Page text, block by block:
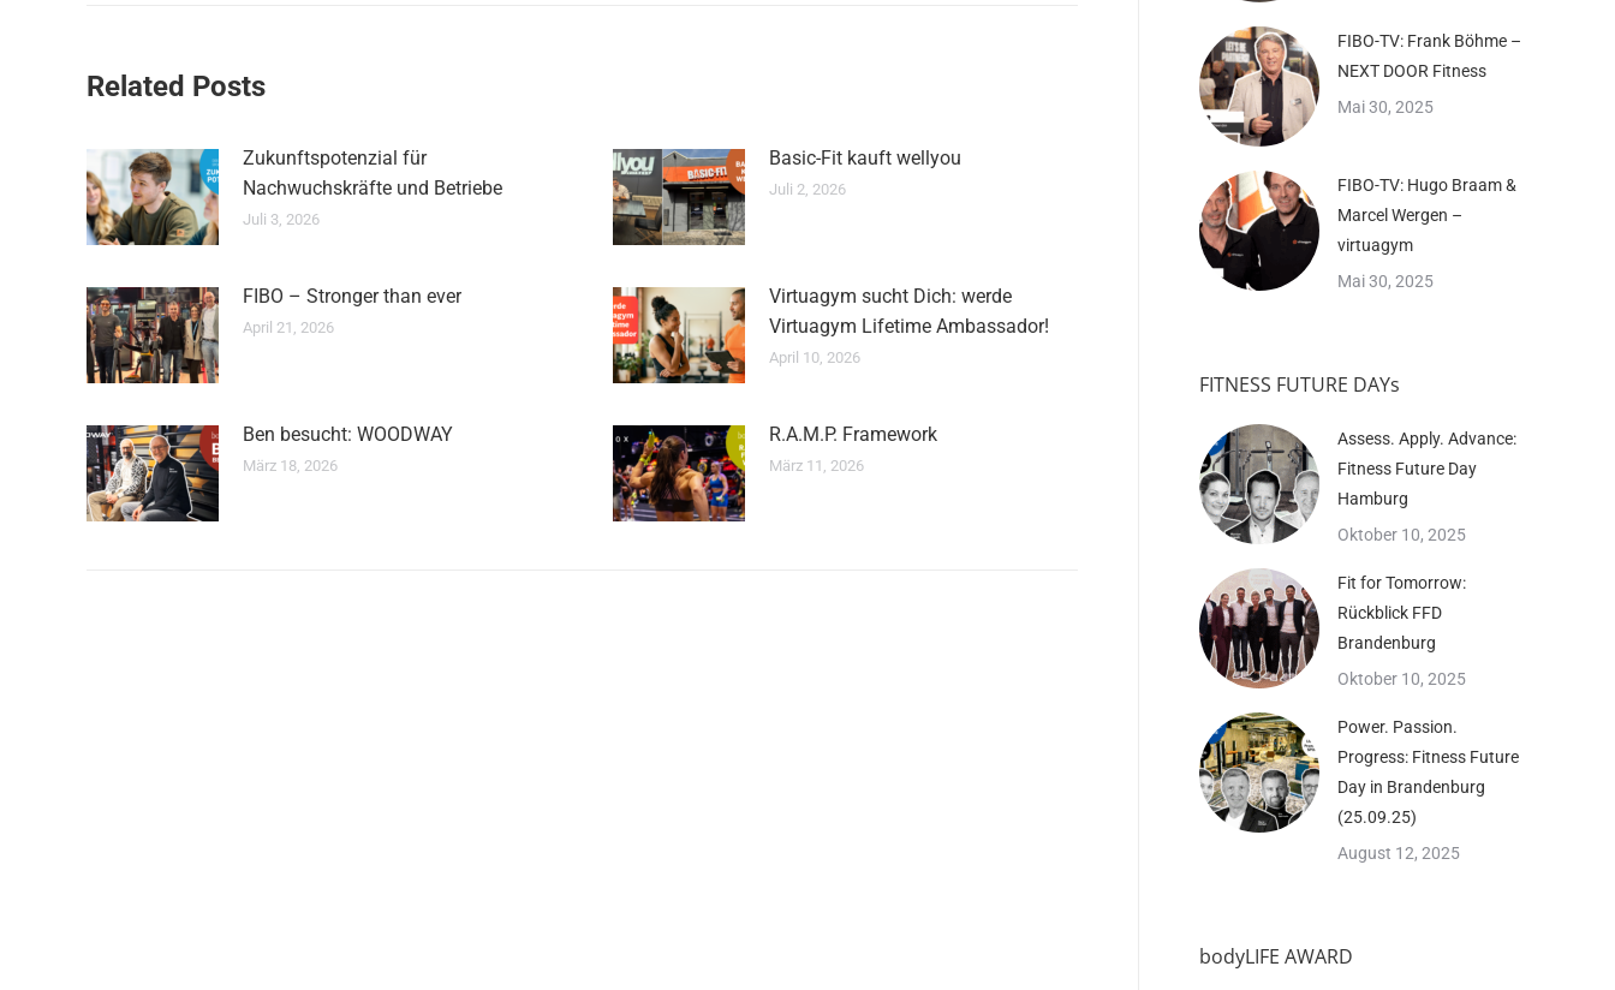
Related Posts
Zukunftspotenzial für
Nachwuchskräfte und Betriebe
Juli 3, 2026
Basic-Fit kauft wellyou
Juli 2, 2026
FIBO – Stronger than ever
April 21, 2026
Virtuagym sucht Dich: werde
Virtuagym Lifetime Ambassador!
April 10, 2026
Ben besucht: WOODWAY
März 18, 2026
R.A.M.P. Framework
März 11, 2026
FIBO-TV: Frank Böhme –
NEXT DOOR Fitness
Mai 30, 2025
FIBO-TV: Hugo Braam &
Marcel Wergen –
virtuagym
Mai 30, 2025
FITNESS FUTURE DAYs
Assess. Apply. Advance:
Fitness Future Day
Hamburg
Oktober 10, 2025
Fit for Tomorrow:
Rückblick FFD
Brandenburg
Oktober 10, 2025
Power. Passion.
Progress: Fitness Future
Day in Brandenburg
(25.09.25)
August 12, 2025
bodyLIFE AWARD